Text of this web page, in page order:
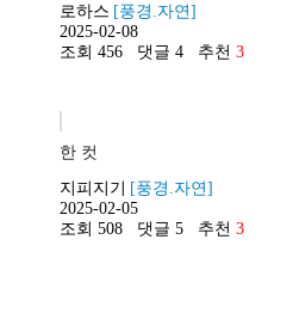
로하스 [풍경.자연]
2025-02-08
조회 456
댓글 4추천 3
한 컷
지피지기
[풍경.자연]
2025-02-05
조회 508
댓글 5추천 3